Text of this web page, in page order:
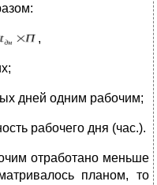
,
дней одним рабочим;
рабочего дня (час.).
отработано меньше
планом, то